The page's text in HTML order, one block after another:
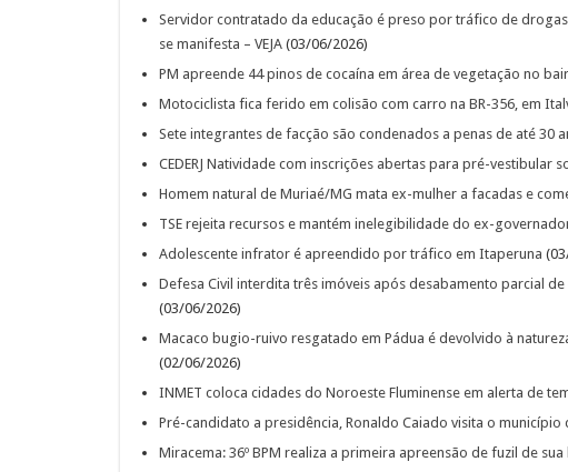
Servidor contratado da educação é preso por tráfico de
se manifesta – VEJA(03/06/2026)
PM apreende 44 pinos de cocaína em área de vegetação no
Motociclista fica ferido em colisão com carro na BR-356, em
Sete integrantes de facção são condenados a penas de até 30
CEDERJ Natividade com inscrições abertas para pré-vestibular
Homem natural de Muriaé/MG mata ex-mulher a facadas e
TSE rejeita recursos e mantém inelegibilidade do ex-
Adolescente infrator é apreendido por tráfico em Itaperuna
Defesa Civil interdita três imóveis após desabamento parcial
(03/06/2026)
Macaco bugio-ruivo resgatado em Pádua é devolvido à
(02/06/2026)
INMET coloca cidades do Noroeste Fluminense em alerta de
Pré-candidato a presidência, Ronaldo Caiado visita o município
Miracema: 36º BPM realiza a primeira apreensão de fuzil de sua